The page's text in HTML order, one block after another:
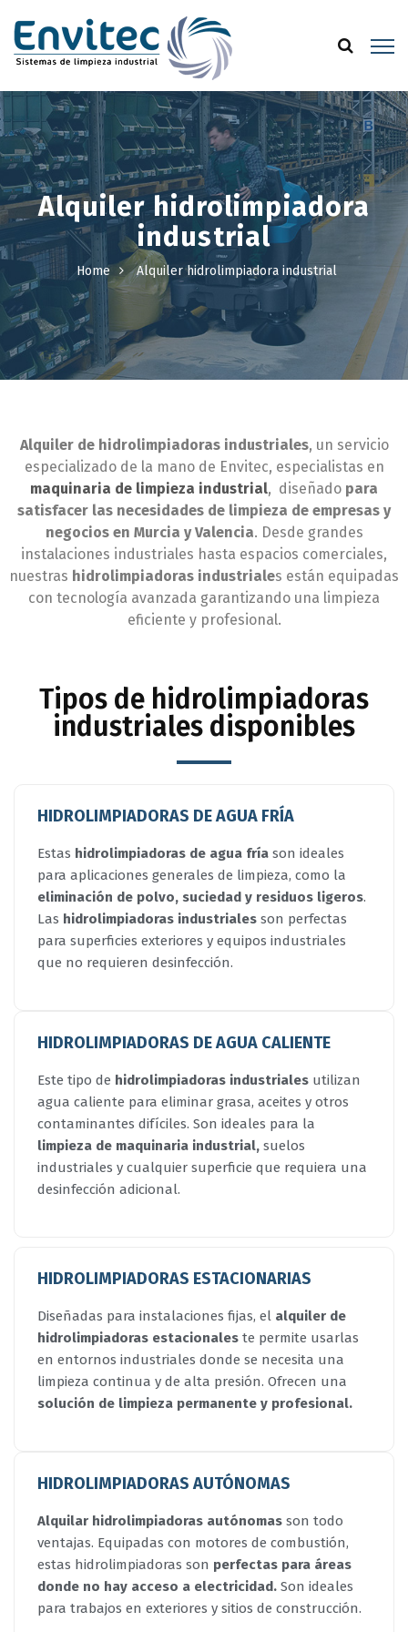
Alquiler hidrolimpiadora
industrial
Home Alquiler hidrolimpiadora industrial
Alquiler de hidrolimpiadoras industriales, un servicio
especializado de la mano de Envitec, especialistas en
maquinaria de limpieza industrial, diseñado para
satisfacer las necesidades de limpieza de empresas y
negocios en Murcia y Valencia. Desde grandes
instalaciones industriales hasta espacios comerciales,
nuestras hidrolimpiadoras industriales están equipadas
con tecnología avanzada garantizando una limpieza
eficiente y profesional.
Tipos de hidrolimpiadoras
industriales disponibles
HIDROLIMPIADORAS DE AGUA FRÍA
Estas hidrolimpiadoras de agua fría son ideales
para aplicaciones generales de limpieza, como la
eliminación de polvo, suciedad y residuos ligeros.
Las hidrolimpiadoras industriales son perfectas
para superficies exteriores y equipos industriales
que no requieren desinfección.
HIDROLIMPIADORAS DE AGUA CALIENTE
Este tipo de hidrolimpiadoras industriales utilizan
agua caliente para eliminar grasa, aceites y otros
contaminantes difíciles. Son ideales para la
limpieza de maquinaria industrial, suelos
industriales y cualquier superficie que requiera una
desinfección adicional.
HIDROLIMPIADORAS ESTACIONARIAS
Diseñadas para instalaciones fijas, el alquiler de
hidrolimpiadoras estacionales te permite usarlas
en entornos industriales donde se necesita una
limpieza continua y de alta presión. Ofrecen una
solución de limpieza permanente y profesional.
HIDROLIMPIADORAS AUTÓNOMAS
Alquilar hidrolimpiadoras autónomas son todo
ventajas. Equipadas con motores de combustión,
estas hidrolimpiadoras son perfectas para áreas
donde no hay acceso a electricidad. Son ideales
para trabajos en exteriores y sitios de construcción.